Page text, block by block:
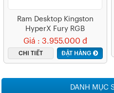
Ram Desktop Kingston
HyperX Fury RGB
(HX432C16FB3AK2/32 )
32GB (2x16GB) DDR4
3200Mhz
Giá : 3.955.000 đ
CHI TIẾT ĐẶT HÀNG
DANH MỤC